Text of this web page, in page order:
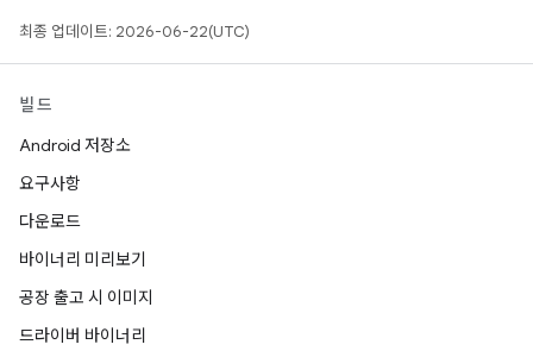
최종 업데이트: 2026-06-22(UTC)
빌드
Android 저장소
요구사항
다운로드
바이너리 미리보기
공장 출고 시 이미지
드라이버 바이너리